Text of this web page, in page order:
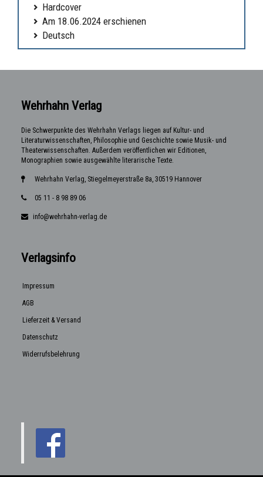
Hardcover
Am 18.06.2024 erschienen
Deutsch
Wehrhahn Verlag
Die Schwerpunkte des Wehrhahn Verlags liegen auf Kultur- und
Literaturwissenschaften, Philosophie und Geschichte sowie Musik- und
Theaterwissenschaften. Außerdem veröffentlichen wir Editionen,
Monographien sowie ausgewählte literarische Texte.
Wehrhahn Verlag, Stiegelmeyerstraße 8a, 30519 Hannover
05 11 - 8 98 89 06
info@wehrhahn-verlag.de
Verlagsinfo
Impressum
AGB
Lieferzeit & Versand
Datenschutz
Widerrufsbelehrung